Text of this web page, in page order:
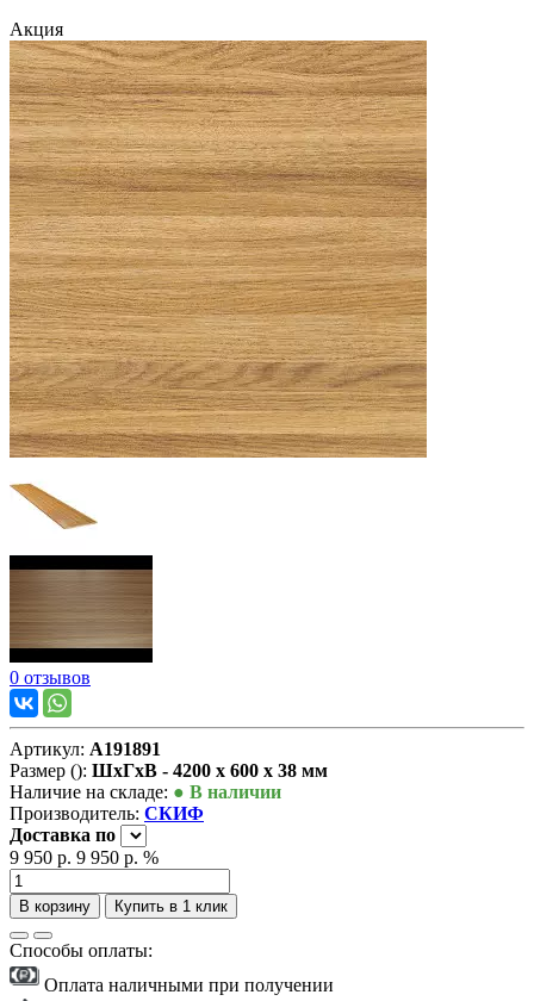
Акция
0 отзывов
Артикул: А191891
Размер (): ШxГxВ - 4200 x 600 x 38 мм
Наличие на складе: ● В наличии
Производитель: СКИФ
Доставка по
9 950 р. 9 950 р. %
В корзину Купить в 1 клик
Способы оплаты:
Оплата наличными при получении